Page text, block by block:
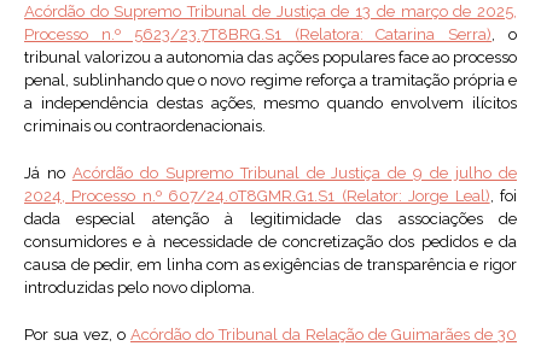
Acórdão do Supremo Tribunal de Justiça de 13 de março de 2025,
Processo n.º 5623/23.7T8BRG.S1 (Relatora: Catarina Serra), o
tribunal valorizou a autonomia das ações populares face ao processo
penal, sublinhando que o novo regime reforça a tramitação própria e
a independência destas ações, mesmo quando envolvem ilícitos
criminais ou contraordenacionais.
Já no Acórdão do Supremo Tribunal de Justiça de 9 de julho de
2024, Processo n.º 607/24.0T8GMR.G1.S1 (Relator: Jorge Leal), foi
dada especial atenção à legitimidade das associações de
consumidores e à necessidade de concretização dos pedidos e da
causa de pedir, em linha com as exigências de transparência e rigor
introduzidas pelo novo diploma.
Por sua vez, o Acórdão do Tribunal da Relação de Guimarães de 30